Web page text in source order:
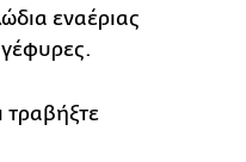
εναέριας
τραβήξτε